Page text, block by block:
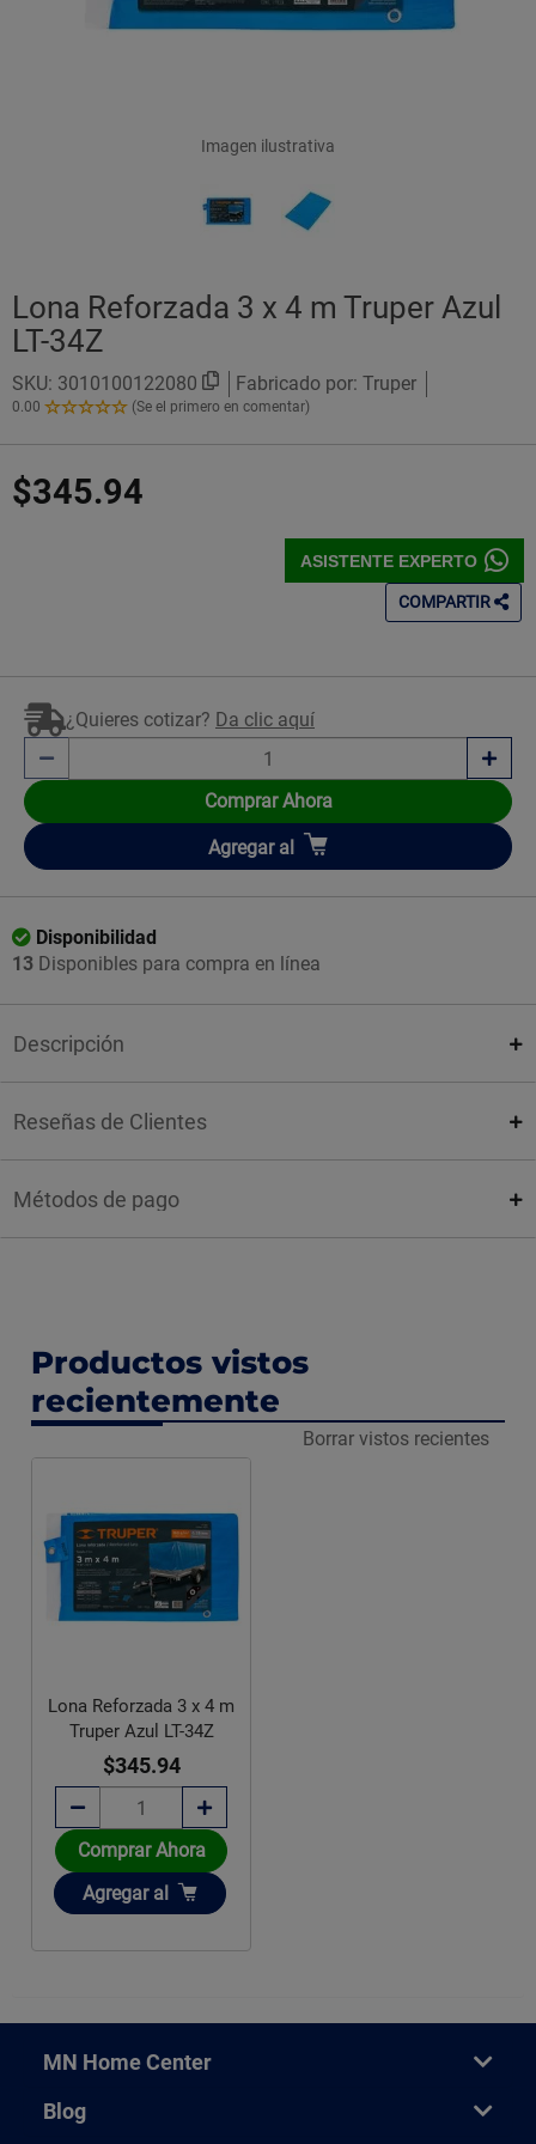
Imagen ilustrativa
Lona Reforzada 3 x 4 m Truper Azul
LT-34Z
SKU: 3010100122080 Fabricado por: Truper
0.00
0.00
Estrellas!
(Se el primero en comentar)
$345.94
ASISTENTE EXPERTO
COMPARTIR
¿Quieres cotizar? Da clic aquí
Comprar Ahora
Añadir
Agregar al
Disponibilidad
13 Disponibles para compra en línea
Descripción
Reseñas de Clientes
Métodos de pago
Productos vistos
recientemente
Borrar vistos recientes
Lona Reforzada 3 x 4 m
Truper Azul LT-34Z
$345.94
Comprar Ahora
Añadir
Agregar al
MN Home Center
Blog